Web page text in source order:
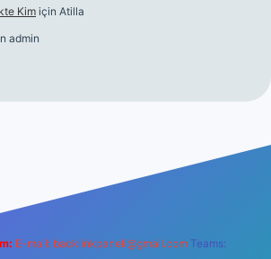
Kim için Atilla
admin
E-mail: backlinkpaneli@gmail.com Teams: